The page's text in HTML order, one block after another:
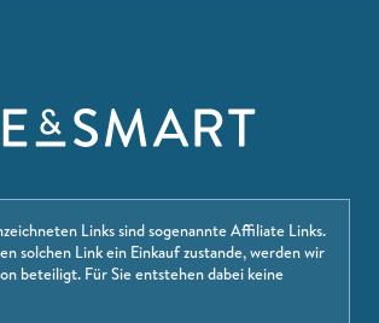
Links sind sogenannte Affiliate Links.
solchen Link ein Einkauf zustande, werden wir
beteiligt. Für Sie entstehen dabei keine